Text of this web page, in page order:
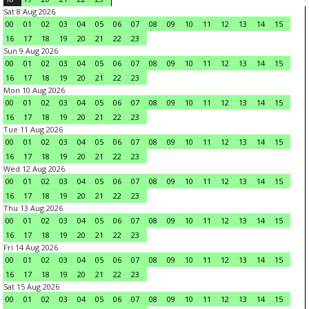
Sat 8 Aug 2026
00
01 02 03 04 05 06 07 08 09 10 11 12 13 14
15
16
17 18 19 20 21 22
23
Sun 9 Aug 2026
00
01 02 03 04 05 06 07 08 09 10 11 12 13 14
15
16
17 18 19 20 21 22
23
Mon 10 Aug 2026
00
01 02 03 04 05 06 07 08 09 10 11 12 13 14
15
16
17 18 19 20 21 22
23
Tue 11 Aug 2026
00
01 02 03 04 05 06 07 08 09 10 11 12 13 14
15
16
17 18 19 20 21 22
23
Wed 12 Aug 2026
00
01 02 03 04 05 06 07 08 09 10 11 12 13 14
15
16
17 18 19 20 21 22
23
Thu 13 Aug 2026
00
01 02 03 04 05 06 07 08 09 10 11 12 13 14
15
16
17 18 19 20 21 22
23
Fri 14 Aug 2026
00
01 02 03 04 05 06 07 08 09 10 11 12 13 14
15
16
17 18 19 20 21 22
23
Sat 15 Aug 2026
00
01 02 03 04 05 06 07 08 09 10 11 12 13 14
15